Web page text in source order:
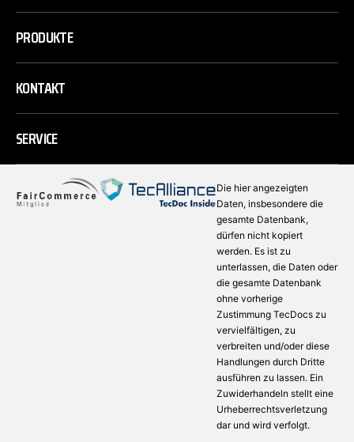
PRODUKTE
KONTAKT
SERVICE
Die hier angezeigten
Daten, insbesondere die
gesamte Datenbank,
dürfen nicht kopiert
werden. Es ist zu
unterlassen, die Daten oder
die gesamte Datenbank
ohne vorherige
Zustimmung TecDocs zu
vervielfältigen, zu
verbreiten und/oder diese
Handlungen durch Dritte
ausführen zu lassen. Ein
Zuwiderhandeln stellt eine
Urheberrechtsverletzung
dar und wird verfolgt.